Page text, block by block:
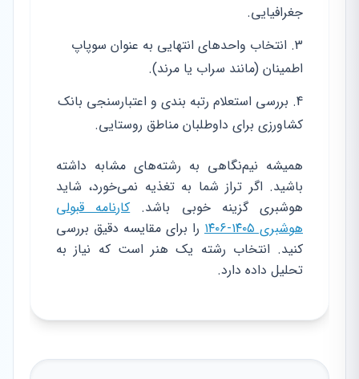
جغرافیایی.
انتخاب واحدهای انتهایی به عنوان سوپاپ
اطمینان (مانند سراب یا مرند).
بررسی استعلام رتبه بندی و اعتبارسنجی بانک
کشاورزی برای داوطلبان مناطق روستایی.
همیشه نیم‌نگاهی به رشته‌های مشابه داشته
باشید. اگر تراز شما به تغذیه نمی‌خورد، شاید
هوشبری گزینه خوبی باشد.کارنامه قبولی
هوشبری ۱۴۰۵-۱۴۰۶
را برای مقایسه دقیق بررسی
کنید. انتخاب رشته یک هنر است که نیاز به
تحلیل داده دارد.